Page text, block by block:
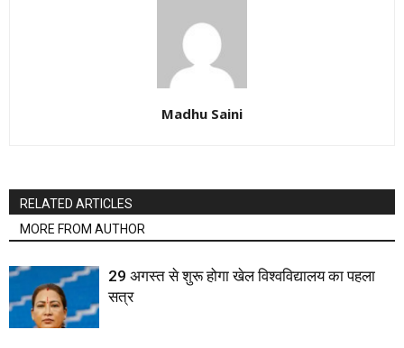
Madhu Saini
RELATED ARTICLES
MORE FROM AUTHOR
29 अगस्त से शुरू होगा खेल विश्वविद्यालय का पहला
सत्र